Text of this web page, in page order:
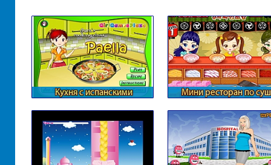
Кухня с испанскими
Мини ресторан по